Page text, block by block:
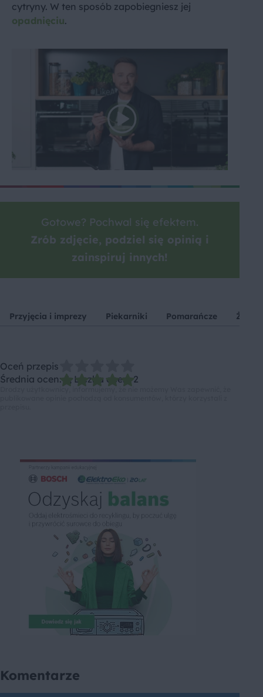
cytryny. W ten sposób zapobiegniesz jej
opadnięciu.
Gotowe? Pochwal się efektem.
Zrób zdjęcie, podziel się opinią i
zainspiruj innych!
Przyjęcia i imprezy Piekarniki Pomarańcze
Oceń przepis
Średnia ocen: 5, Liczba ocen: 2
Komentarze